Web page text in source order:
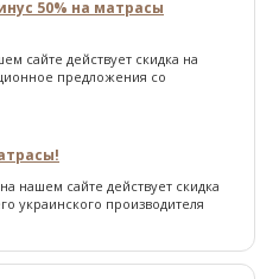
50% на матрасы
сайте действует скидка на
предложения со
нашем сайте действует скидка
украинского производителя